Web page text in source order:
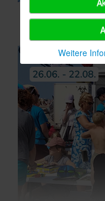
Weitere